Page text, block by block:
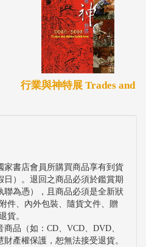
行業與神特展 Trades and
家書店會員所購買商品享有到貨
日）。退回之商品必須於鑑賞期
聯為憑），且商品必須是全新狀
件、內外包裝、隨貨文件、贈
貨。
品（如：CD、VCD、DVD、
產權保護，恕無法接受退貨。